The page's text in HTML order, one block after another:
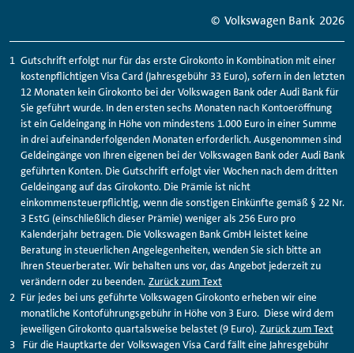
© Volkswagen Bank 2026
Gutschrift erfolgt nur für das erste Girokonto in Kombination mit einer
kostenpflichtigen Visa Card (Jahresgebühr 33 Euro), sofern in den letzten
12 Monaten kein Girokonto bei der Volkswagen Bank oder Audi Bank für
Sie geführt wurde. In den ersten sechs Monaten nach Kontoeröffnung
ist ein Geldeingang in Höhe von mindestens 1.000 Euro in einer Summe
in drei aufeinanderfolgenden Monaten erforderlich. Ausgenommen sind
Geldeingänge von Ihren eigenen bei der Volkswagen Bank oder Audi Bank
geführten Konten. Die Gutschrift erfolgt vier Wochen nach dem dritten
Geldeingang auf das Girokonto. Die Prämie ist nicht
einkommensteuerpflichtig, wenn die sonstigen Einkünfte gemäß § 22 Nr.
3 EstG (einschließlich dieser Prämie) weniger als 256 Euro pro
Kalenderjahr betragen. Die Volkswagen Bank GmbH leistet keine
Beratung in steuerlichen Angelegenheiten, wenden Sie sich bitte an
Ihren Steuerberater. Wir behalten uns vor, das Angebot jederzeit zu
verändern oder zu beenden. Zurück zum Text
Für jedes bei uns geführte Volkswagen Girokonto erheben wir eine
monatliche Kontoführungsgebühr in Höhe von 3 Euro. Diese wird dem
jeweiligen Girokonto quartalsweise belastet (9 Euro). Zurück zum Text
Für die Hauptkarte der Volkswagen Visa Card fällt eine Jahresgebühr